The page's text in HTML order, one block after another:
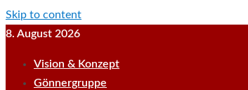
Skip to content
8. August 2026
Vision & Konzept
Gönnergruppe